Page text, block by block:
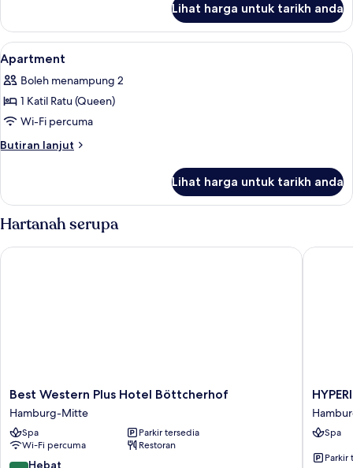
Lihat harga untuk tarikh anda
Lihat
semua
foto
untuk
Apartment
8
Apartment
Boleh menampung 2
1 Katil Ratu (Queen)
Wi-Fi percuma
Butiran lanjut
Butiran
Lihat harga untuk tarikh anda
Hartanah serupa
Best
Western
Plus
Hotel
Böttcherhof
Hamburg-
Best Western Plus Hotel Böttcherhof
Hamburg-Mitte
Spa
Parkir tersedia
Wi-Fi percuma
Restoran
9.0 Hebat
Best Western Plus Hotel Böttcherhof
Hotel
Spa
Parkir